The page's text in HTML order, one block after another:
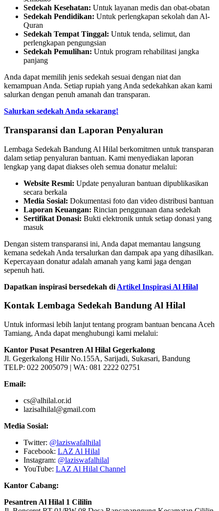
Sedekah Kesehatan: Untuk layanan medis dan obat-obatan
Sedekah Pendidikan: Untuk perlengkapan sekolah dan Al-
Quran
Sedekah Tempat Tinggal: Untuk tenda, selimut, dan
perlengkapan pengungsian
Sedekah Pemulihan: Untuk program rehabilitasi jangka
panjang
Anda dapat memilih jenis sedekah sesuai dengan niat dan
kemampuan Anda. Setiap rupiah yang Anda sedekahkan akan kami
salurkan dengan penuh amanah dan transparan.
Salurkan sedekah Anda sekarang!
Transparansi dan Laporan Penyaluran
Lembaga Sedekah Bandung Al Hilal berkomitmen untuk transparan
dalam setiap penyaluran bantuan. Kami menyediakan laporan
lengkap yang dapat diakses oleh semua donatur melalui:
Website Resmi: Update penyaluran bantuan dipublikasikan
secara berkala
Media Sosial: Dokumentasi foto dan video distribusi bantuan
Laporan Keuangan: Rincian penggunaan dana sedekah
Sertifikat Donasi: Bukti elektronik untuk setiap donasi yang
masuk
Dengan sistem transparansi ini, Anda dapat memantau langsung
kemana sedekah Anda tersalurkan dan dampak apa yang dihasilkan.
Kepercayaan donatur adalah amanah yang kami jaga dengan
sepenuh hati.
Dapatkan inspirasi bersedekah di Artikel Inspirasi Al Hilal
Kontak Lembaga Sedekah Bandung Al Hilal
Untuk informasi lebih lanjut tentang program bantuan bencana Aceh
Tamiang, Anda dapat menghubungi kami melalui:
Kantor Pusat Pesantren Al Hilal Gegerkalong
Jl. Gegerkalong Hilir No.155A, Sarijadi, Sukasari, Bandung
TELP: 022 2005079 | WA: 081 2222 02751
Email:
cs@alhilal.or.id
lazisalhilal@gmail.com
Media Sosial:
Twitter: @laziswafalhilal
Facebook: LAZ Al Hilal
Instagram: @laziswafalhilal
YouTube: LAZ Al Hilal Channel
Kantor Cabang:
Pesantren Al Hilal 1 Cililin